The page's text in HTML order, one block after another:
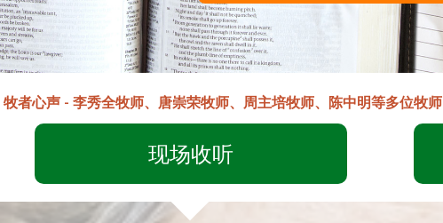
牧者心声 - 李秀全牧师、唐崇荣牧师、周主培牧师、陈中明等多位牧师
现场收听